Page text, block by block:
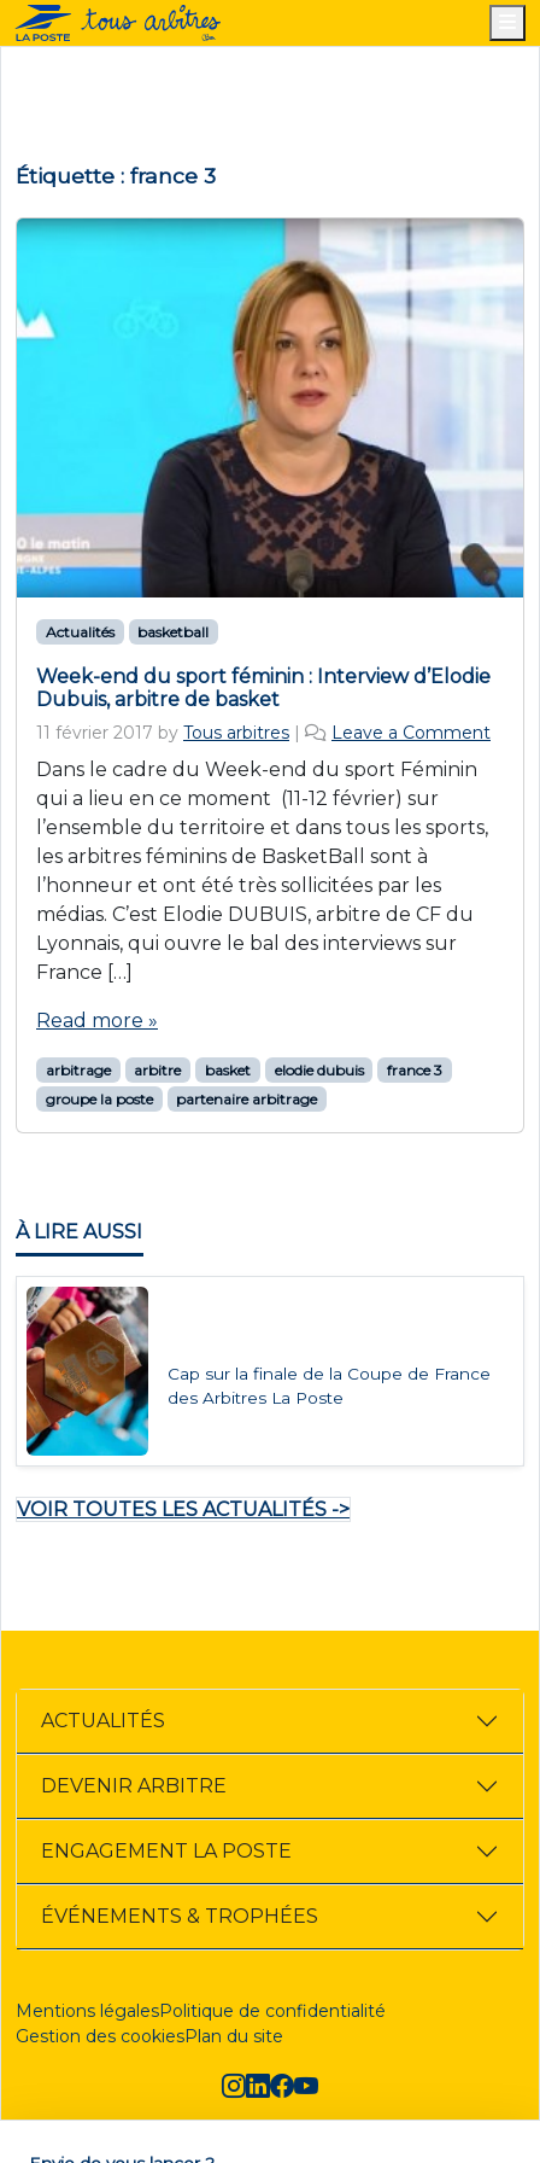
Étiquette : france 3
Actualités basketball
Week-end du sport féminin : Interview d’Elodie
Dubuis, arbitre de basket
11 février 2017 by Tous arbitres | Leave a Comment
Dans le cadre du Week-end du sport Féminin
qui a lieu en ce moment (11-12 février) sur
l’ensemble du territoire et dans tous les sports,
les arbitres féminins de BasketBall sont à
l’honneur et ont été très sollicitées par les
médias. C’est Elodie DUBUIS, arbitre de CF du
Lyonnais, qui ouvre le bal des interviews sur
France […]
Read more »
arbitrage arbitre basket elodie dubuis
france 3
groupe la poste
partenaire arbitrage
À LIRE AUSSI
Cap sur la finale de la Coupe de France
des Arbitres La Poste
VOIR TOUTES LES ACTUALITÉS ->
ACTUALITÉS
DEVENIR ARBITRE
ENGAGEMENT LA POSTE
ÉVÉNEMENTS & TROPHÉES
Mentions légalesPolitique de confidentialité
Gestion des cookiesPlan du site